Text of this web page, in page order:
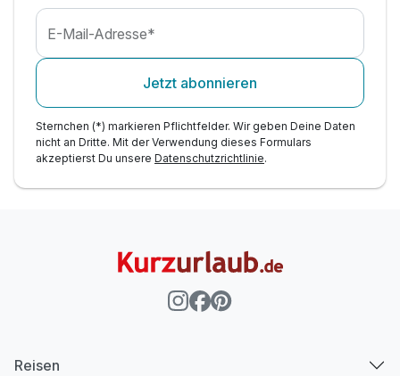
E-Mail-Adresse*
Jetzt abonnieren
Sternchen (*) markieren Pflichtfelder. Wir geben Deine Daten
nicht an Dritte. Mit der Verwendung dieses Formulars
akzeptierst Du unsere Datenschutzrichtlinie.
Reisen